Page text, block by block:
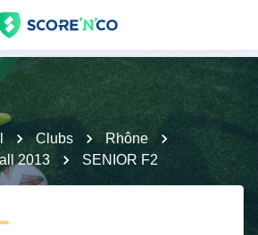
Clubs
Rhône
2013
SENIOR F2